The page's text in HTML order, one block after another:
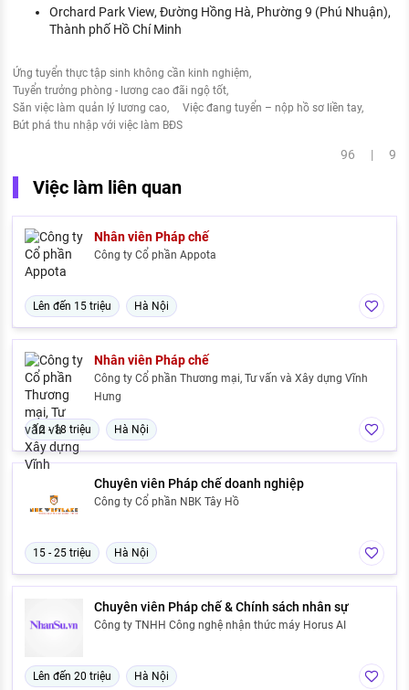
Orchard Park View, Đường Hồng Hà, Phường 9 (Phú Nhuận),
Thành phố Hồ Chí Minh
Ứng tuyển thực tập sinh không cần kinh nghiệm
Tuyển trưởng phòng - lương cao đãi ngộ tốt
Săn việc làm quản lý lương cao
Việc đang tuyển – nộp hồ sơ liền tay
Bứt phá thu nhập với việc làm BĐS
96 | 9
Việc làm liên quan
Nhân viên Pháp chế
Công ty Cổ phần Appota
Lên đến 15 triệu Hà Nội
Nhân viên Pháp chế
Công ty Cổ phần Thương mại, Tư vấn và Xây dựng Vĩnh
Hưng
12 - 18 triệu Hà Nội
Chuyên viên Pháp chế doanh nghiệp
Công ty Cổ phần NBK Tây Hồ
15 - 25 triệu Hà Nội
Chuyên viên Pháp chế & Chính sách nhân sự
Công ty TNHH Công nghệ nhận thức máy Horus AI
Lên đến 20 triệu Hà Nội